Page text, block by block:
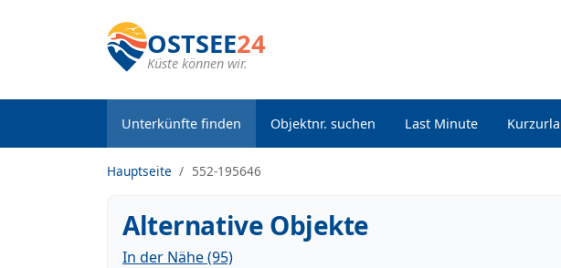
OSTSEE24
Küste können wir.
Unterkünfte finden Objektnr. suchen Last Minute
Hauptseite 552-195646
Alternative Objekte
In der Nähe (95)